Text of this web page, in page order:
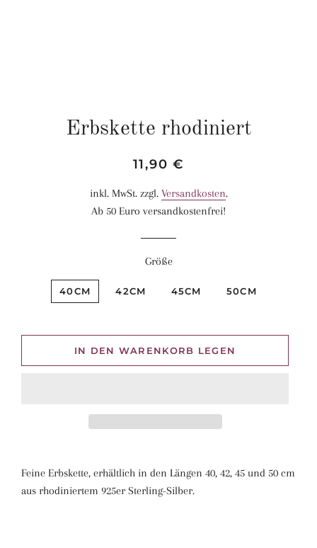
Erbskette rhodiniert
Normaler
Sonderpreis
11,90 €
inkl. MwSt. zzgl. Versandkosten.
Ab 50 Euro versandkostenfrei!
Größe
40CM 42CM 45CM 50CM
IN DEN WARENKORB LEGEN
Feine Erbskette, erhältlich in den Längen 40, 42, 45 und 50 cm
aus rhodiniertem 925er Sterling-Silber.